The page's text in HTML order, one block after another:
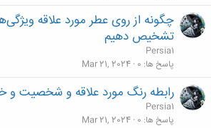
چگونه از روی عطر مورد علاقه
تشخیص دهیم
Persia1
پاسخ ها 0
Mar 21, 2024
رابطه رنگ مورد علاقه و شخصیت و
Persia1
پاسخ ها 0
Mar 21, 2024